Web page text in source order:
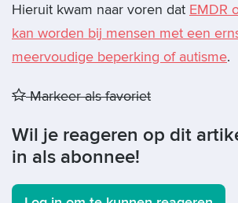
Hieruit kwam naar voren dat EMDR
kan worden bij mensen met een
meervoudige beperking of autisme.
Markeer als favoriet
Wil je reageren op dit
in als abonnee!